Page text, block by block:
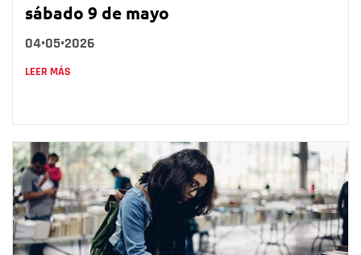
sábado 9 de mayo
04•05•2026
LEER MÁS